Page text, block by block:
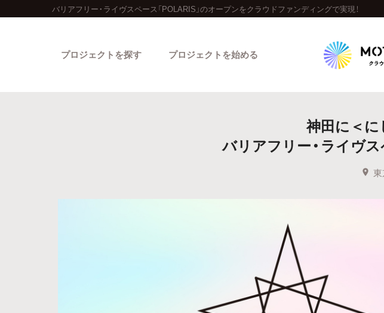
バリアフリー・ライヴスペース「POLARIS」のオープンをクラウドファンディングで実現！
プロジェクトを探す
人気のプロジェクト 新
最新達成プロジェクト
プロジェクトを始める
神田に＜
バリアフリー・ライヴス